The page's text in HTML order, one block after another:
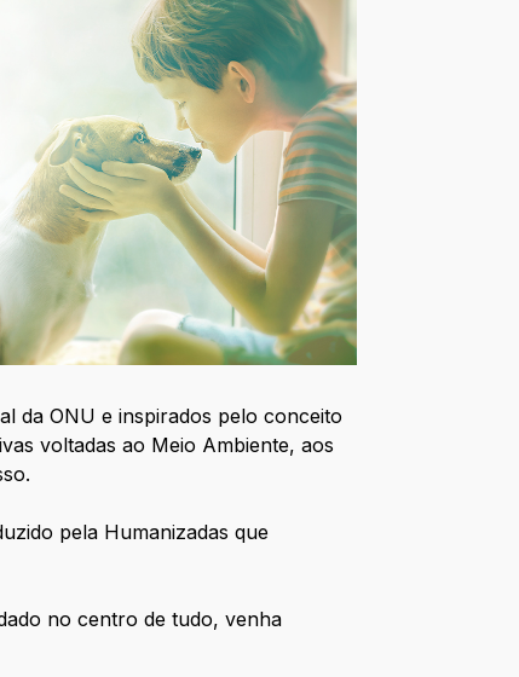
da ONU e inspirados pelo conceito
voltadas ao Meio Ambiente, aos
pela Humanizadas que
no centro de tudo, venha